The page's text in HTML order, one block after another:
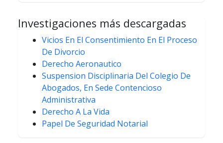
Investigaciones más descargadas
Vicios En El Consentimiento En El Proceso
De Divorcio
Derecho Aeronautico
Suspension Disciplinaria Del Colegio De
Abogados, En Sede Contencioso
Administrativa
Derecho A La Vida
Papel De Seguridad Notarial